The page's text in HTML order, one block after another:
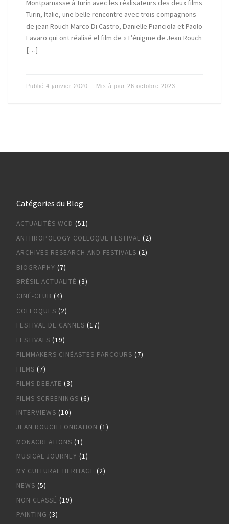
Montparnasse à Turin avec les réalisateurs des deux films
Turin, Italie, une belle rencontre avec trois compagnons
de jean Rouch Marco Di Castro, Danielle Pianciola et Paolo
Favaro qui ont réalisé el film de « L’énigme de Jean Rouch
[…]
Publié 4 janvier 2020 Mis à jour 26 octobre 2023
Catégories du Blog
ACTUALITÉS WCD (51)
ANTHROPOLOGY COLLOQUE FESTIVAL (2)
ARCHIVES RESEARCH AND FESTIVALS (2)
BIOGRAPHY (7)
BRÉSIL ACTUALITÉ (3)
CINÉ-CLUB (4)
COLLOQUES (2)
FESTIVAL DE CANNES (17)
FESTIVALS (19)
FILMMAKERS CINÉASTES PARCOURS (7)
FILMS (7)
FILMS DEBATE (3)
FILMS SCREENINGS (6)
INTERVIEWS (10)
JEAN ROUCH FONDATION (1)
MONACREATIONS (1)
MUSICAL JOURNEY (1)
MY CULTURAL HERITAGE (2)
NEWS (5)
NON CLASSÉ (19)
PAINTING (3)